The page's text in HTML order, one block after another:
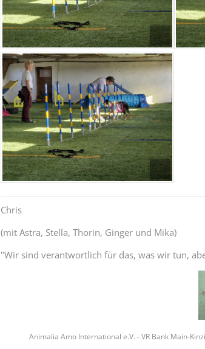
Chris
(mit Astra, Stella, Thorin, Ginger und Mika)
"Wir sind verantwortlich für das, was wir tun,
Animalia Amo International e.V. - VR Bank Main-